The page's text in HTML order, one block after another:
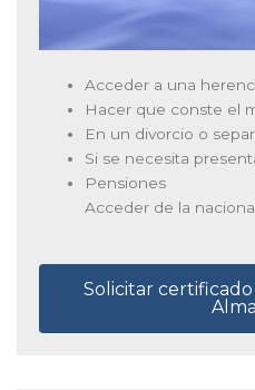
Acceder a una
Hacer que conste el
En un divorcio o
Si se necesita
Pensiones
Acceder de la
Solicitar